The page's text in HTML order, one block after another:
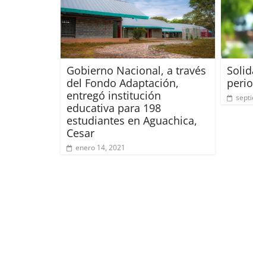
Gobierno Nacional, a través
del Fondo Adaptación,
entregó institución
educativa para 198
estudiantes en Aguachica,
Cesar
enero 14, 2021